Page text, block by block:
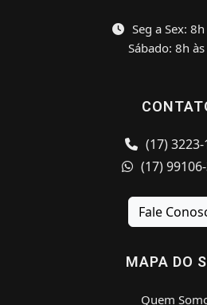
Seg a Sex:
Sábado: 8h
(17)
(17)
Fale
MAPA DO
Quem